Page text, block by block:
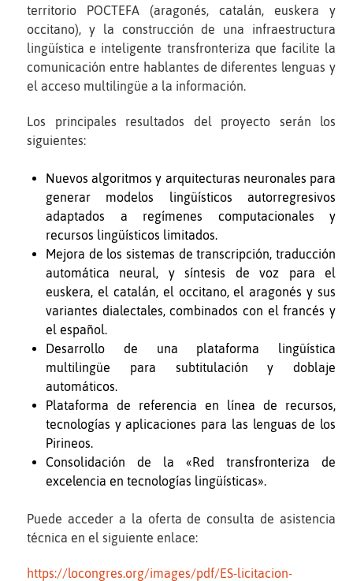
territorio POCTEFA (aragonés, catalán, euskera y
occitano), y la construcción de una infraestructura
lingüística e inteligente transfronteriza que facilite la
comunicación entre hablantes de diferentes lenguas y
el acceso multilingüe a la información.
Los principales resultados del proyecto serán los
siguientes:
Nuevos algoritmos y arquitecturas neuronales para
generar modelos lingüísticos autorregresivos
adaptados a regímenes computacionales y
recursos lingüísticos limitados.
Mejora de los sistemas de transcripción, traducción
automática neural, y síntesis de voz para el
euskera, el catalán, el occitano, el aragonés y sus
variantes dialectales, combinados con el francés y
el español.
Desarrollo de una plataforma lingüística
multilingüe para subtitulación y doblaje
automáticos.
Plataforma de referencia en línea de recursos,
tecnologías y aplicaciones para las lenguas de los
Pirineos.
Consolidación de la «Red transfronteriza de
excelencia en tecnologías lingüísticas».
Puede acceder a la oferta de consulta de asistencia
técnica en el siguiente enlace:
https://locongres.org/images/pdf/ES-licitacion-